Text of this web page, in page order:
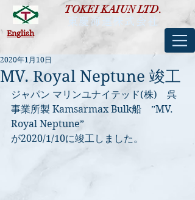
東慶海運株式会社
TOKEI KAIUN LTD.
​English
MV. Royal Neptune 竣工
2020年1月10日
ジャパン マリンユナイテッド(株)　呉
事業所製 Kamsarmax Bulk船　”MV.
Royal Neptune”
が2020/1/10に竣工しました。